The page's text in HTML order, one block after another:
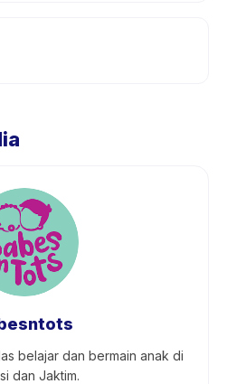
belajar dan bermain anak di
dan Jaktim.